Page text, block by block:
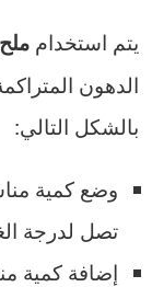
يتم استخدام
الدهون
بالشكل التالي:
وضع كمية
تصل لدرجة
إضافة كمية